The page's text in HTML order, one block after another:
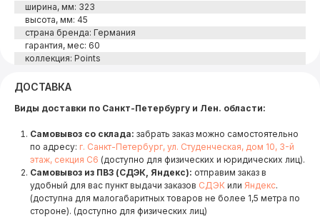
ширина, мм: 323
высота, мм: 45
страна бренда: Германия
гарантия, мес: 60
коллекция: Points
ДОСТАВКА
Виды доставки по Санкт-Петербургу и Лен. области:
Самовывоз со склада: забрать заказ можно самостоятельно
по адресу: г. Санкт-Петербург, ул. Студенческая, дом 10, 3-й
этаж, секция С6 (доступно для физических и юридических лиц).
Самовывоз из ПВЗ (СДЭК, Яндекс): отправим заказ в
удобный для вас пункт выдачи заказов СДЭК или Яндекс.
(доступна для малогабаритных товаров не более 1,5 метра по
стороне). (доступно для физических лиц)